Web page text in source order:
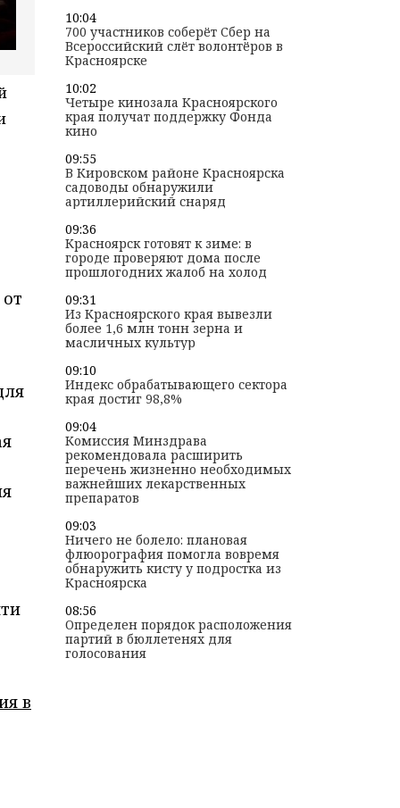
в
10:04
700 участников соберёт Сбер на
Всероссийский слёт волонтёров в
Красноярске
10:02
Четыре кинозала Красноярского
края получат поддержку Фонда
кино
09:55
В Кировском районе Красноярска
садоводы обнаружили
артиллерийский снаряд
09:36
Красноярск готовят к зиме: в
городе проверяют дома после
прошлогодних жалоб на холод
09:31
Из Красноярского края вывезли
более 1,6 млн тонн зерна и
масличных культур
09:10
Индекс обрабатывающего сектора
края достиг 98,8%
09:04
Комиссия Минздрава
рекомендовала расширить
перечень жизненно необходимых
важнейших лекарственных
препаратов
09:03
Ничего не болело: плановая
флюорография помогла вовремя
обнаружить кисту у подростка из
Красноярска
08:56
Определен порядок расположения
партий в бюллетенях для
голосования